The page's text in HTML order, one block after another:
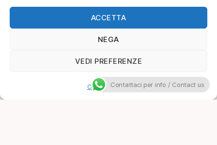
ACCETTA
NEGA
VEDI PREFERENZE
Cookie PolicyContattaci per info / Contact us